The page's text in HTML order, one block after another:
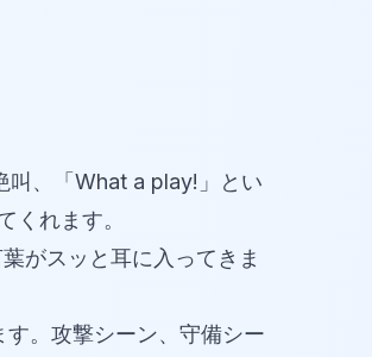
叫、「What a play!」とい
れます。
がスッと耳に入ってきま
。攻撃シーン、守備シー